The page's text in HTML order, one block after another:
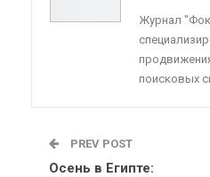
Журнал
поисковых
PREV POST
Осень в Египте: